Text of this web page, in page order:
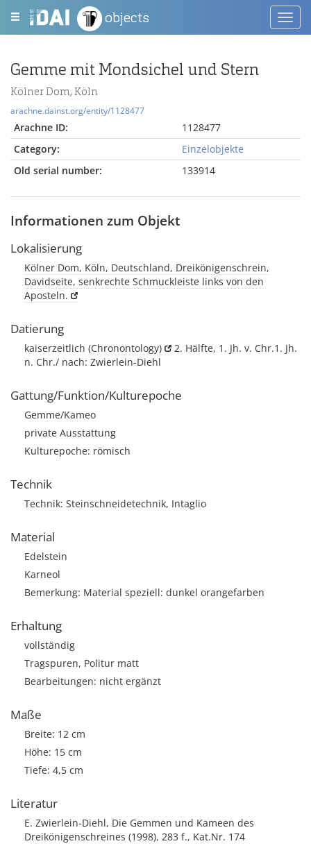
objects
Gemme mit Mondsichel und Stern
Kölner Dom, Köln
arachne.dainst.org/entity/1128477
Arachne ID:
1128477
Category:
Einzelobjekte
Old serial number:
133914
Informationen zum Objekt
Lokalisierung
Kölner Dom, Köln, Deutschland, Dreikönigenschrein,
Davidseite, senkrechte Schmuckleiste links von den
Aposteln.
Datierung
kaiserzeitlich (Chronontology)
2. Hälfte, 1. Jh. v. Chr.1. Jh.
n. Chr./ nach: Zwierlein-Diehl
Gattung/Funktion/Kulturepoche
Gemme/Kameo
private Ausstattung
Kulturepoche: römisch
Technik
Technik: Steinschneidetechnik, Intaglio
Material
Edelstein
Karneol
Bemerkung: Material speziell: dunkel orangefarben
Erhaltung
vollständig
Tragspuren, Politur matt
Bearbeitungen: nicht ergänzt
Maße
Breite: 12 cm
Höhe: 15 cm
Tiefe: 4,5 cm
Literatur
E. Zwierlein-Diehl, Die Gemmen und Kameen des
Dreikönigenschreines (1998), 283 f., Kat.Nr. 174